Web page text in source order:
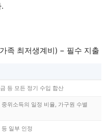
족 최저생계비) − 필수 지출
등 모든 정기 수입 합산
위소득의 일정 비율, 가구원 수별
등 일부 인정